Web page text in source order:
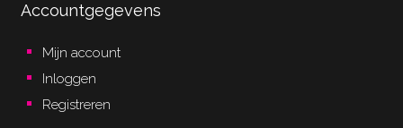
Accountgegevens
Mijn account
Inloggen
Registreren